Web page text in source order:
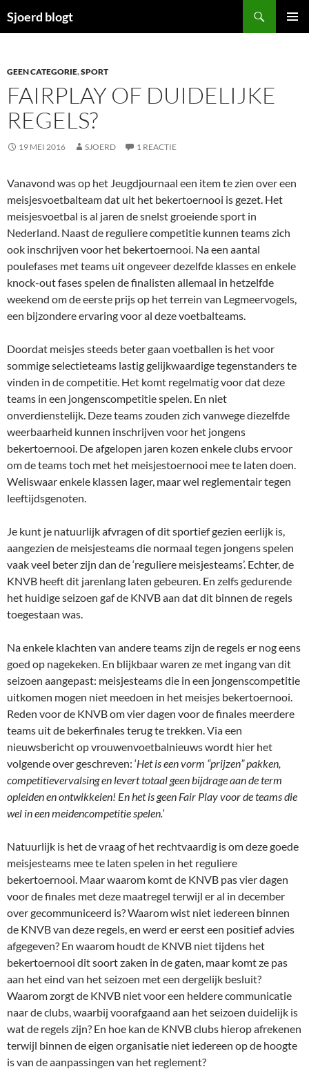
naar
Sjoerd blogt
GEEN CATEGORIE,SPORT
FAIRPLAY OF DUIDELIJKE
REGELS?
19 MEI 2016 SJOERD 1 REACTIE
Vanavond was op het Jeugdjournaal een item te zien over een
meisjesvoetbalteam dat uit het bekertoernooi is gezet. Het
meisjesvoetbal is al jaren de snelst groeiende sport in
Nederland. Naast de reguliere competitie kunnen teams zich
ook inschrijven voor het bekertoernooi. Na een aantal
poulefases met teams uit ongeveer dezelfde klasses en enkele
knock-out fases spelen de finalisten allemaal in hetzelfde
weekend om de eerste prijs op het terrein van Legmeervogels,
een bijzondere ervaring voor al deze voetbalteams.
Doordat meisjes steeds beter gaan voetballen is het voor
sommige selectieteams lastig gelijkwaardige tegenstanders te
vinden in de competitie. Het komt regelmatig voor dat deze
teams in een jongenscompetitie spelen. En niet
onverdienstelijk. Deze teams zouden zich vanwege diezelfde
weerbaarheid kunnen inschrijven voor het jongens
bekertoernooi. De afgelopen jaren kozen enkele clubs ervoor
om de teams toch met het meisjestoernooi mee te laten doen.
Weliswaar enkele klassen lager, maar wel reglementair tegen
leeftijdsgenoten.
Je kunt je natuurlijk afvragen of dit sportief gezien eerlijk is,
aangezien de meisjesteams die normaal tegen jongens spelen
vaak veel beter zijn dan de ‘reguliere meisjesteams’. Echter, de
KNVB heeft dit jarenlang laten gebeuren. En zelfs gedurende
het huidige seizoen gaf de KNVB aan dat dit binnen de regels
toegestaan was.
Na enkele klachten van andere teams zijn de regels er nog eens
goed op nagekeken. En blijkbaar waren ze met ingang van dit
seizoen aangepast: meisjesteams die in een jongenscompetitie
uitkomen mogen niet meedoen in het meisjes bekertoernooi.
Reden voor de KNVB om vier dagen voor de finales meerdere
teams uit de bekerfinales terug te trekken. Via een
nieuwsbericht op vrouwenvoetbalnieuws wordt hier het
volgende over geschreven: ‘Het is een vorm “prijzen” pakken,
competitievervalsing en levert totaal geen bijdrage aan de term
opleiden en ontwikkelen! En het is geen Fair Play voor de teams die
wel in een meidencompetitie spelen.’
Natuurlijk is het de vraag of het rechtvaardig is om deze goede
meisjesteams mee te laten spelen in het reguliere
bekertoernooi. Maar waarom komt de KNVB pas vier dagen
voor de finales met deze maatregel terwijl er al in december
over gecommuniceerd is? Waarom wist niet iedereen binnen
de KNVB van deze regels, en werd er eerst een positief advies
afgegeven? En waarom houdt de KNVB niet tijdens het
bekertoernooi dit soort zaken in de gaten, maar komt ze pas
aan het eind van het seizoen met een dergelijk besluit?
Waarom zorgt de KNVB niet voor een heldere communicatie
naar de clubs, waarbij voorafgaand aan het seizoen duidelijk is
wat de regels zijn? En hoe kan de KNVB clubs hierop afrekenen
terwijl binnen de eigen organisatie niet iedereen op de hoogte
is van de aanpassingen van het reglement?